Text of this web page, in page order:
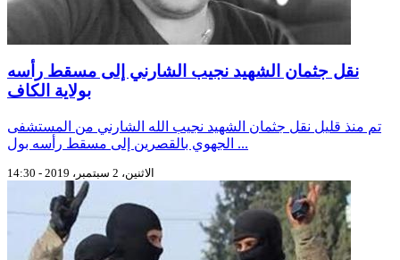
نقل جثمان الشهيد نجيب الشارني إلى مسقط رأسه
بولاية الكاف
تم منذ قليل نقل جثمان الشهيد نجيب الله الشارني من المستشفى
الجهوي بالقصرين إلى مسقط رأسه بول ...
الاثنين، 2 سبتمبر، 2019 - 14:30